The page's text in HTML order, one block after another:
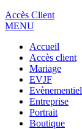
Accès Client
MENU
Accueil
Accès client
Mariage
EVJF
Evènementiel
Entreprise
Portrait
Boutique